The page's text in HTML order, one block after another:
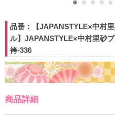
品番：【JAPANSTYLE×中村
ル】JAPANSTYLE×中村里砂
袴-336
商品詳細